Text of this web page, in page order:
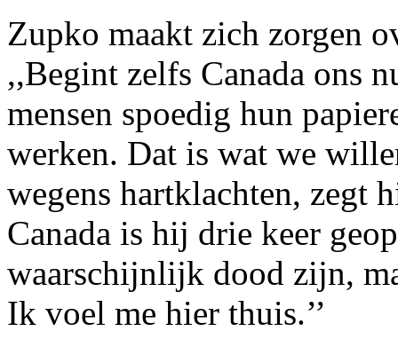
Zupko maakt zich zorgen
,,Begint zelfs Canada ons
mensen spoedig hun
werken. Dat is wat we
wegens hartklachten, zegt
Canada is hij drie keer
waarschijnlijk dood zijn,
Ik voel me hier thuis.’’